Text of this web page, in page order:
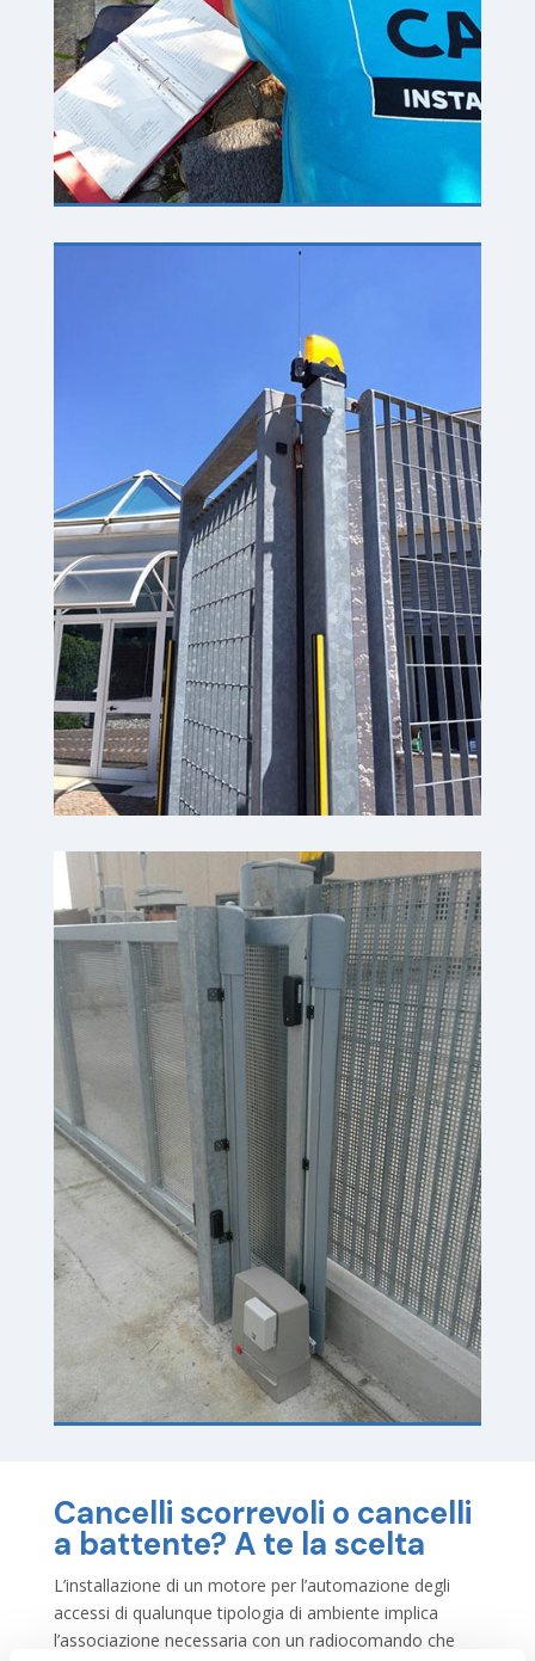
Cancelli scorrevoli o cancelli
a battente? A te la scelta
L’installazione di un motore per l’automazione degli
accessi di qualunque tipologia di ambiente implica
l’associazione necessaria con un radiocomando che